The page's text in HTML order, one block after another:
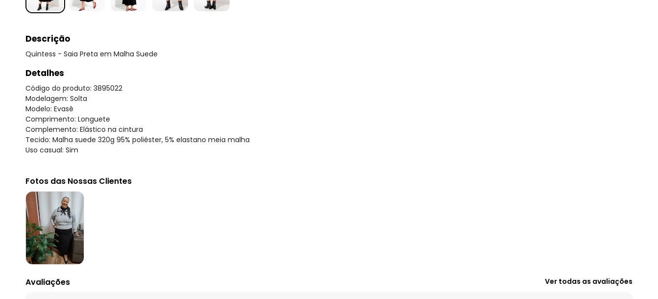
Descrição
Quintess - Saia Preta em Malha Suede
Detalhes
Código do produto: 3895022
Modelagem: Solta
Modelo: Evasê
Comprimento: Longuete
Complemento: Elástico na cintura
Tecido: Malha suede 320g 95% poliéster, 5% elastano meia malha
Uso casual: Sim
Fotos das Nossas Clientes
Avaliações Ver todas as avaliações